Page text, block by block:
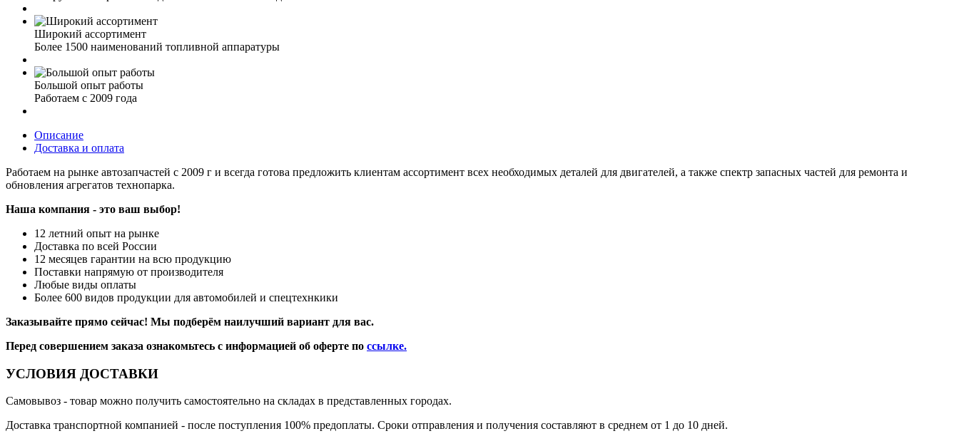
Широкий ассортимент
Более 1500 наименований топливной аппаратуры
Большой опыт работы
Работаем с 2009 года
Описание
Доставка и оплата
Работаем на рынке автозапчастей с 2009 г и всегда готова предложить клиентам ассортимент всех необходимых деталей для двигателей, а также спектр запасных частей для ремонта и
обновления агрегатов технопарка.
Наша компания - это ваш выбор!
12 летний опыт на рынке
Доставка по всей России
12 месяцев гарантии на всю продукцию
Поставки напрямую от производителя
Любые виды оплаты
Более 600 видов продукции для автомобилей и спецтехнкики
Заказывайте прямо сейчас! Мы подберём наилучший вариант для вас.
Перед совершением заказа ознакомьтесь с информацией об оферте по ссылке.
УСЛОВИЯ ДОСТАВКИ
Самовывоз - товар можно получить самостоятельно на складах в представленных городах.
Доставка транспортной компанией - после поступления 100% предоплаты. Сроки отправления и получения составляют в среднем от 1 до 10 дней.